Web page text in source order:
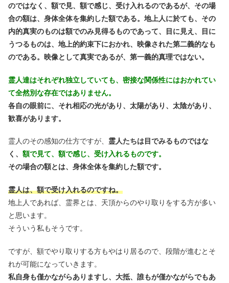
のではなく、額で見、額で感じ、受け入れるのであるが、その場
合の額は、身体全体を集約した額である。地上人に於ても、その
内的真実のものは額でのみ見得るものであって、目に見え、目に
うつるものは、地上的約束下におかれ、映像された第二義的なも
のである。映像として真実であるが、第一義的真理ではない。
霊人達はそれぞれ独立していても、密接な関係性にはおかれてい
て全然別な存在ではありません。
各自の眼前に、それ相応の光があり、太陽があり、太陰があり、
歓喜があります。
霊人のその感知の仕方ですが、 霊人たちは目でみるものではな
く、 額で見て、額で感じ、受け入れるものです。
その場合の額とは、身体全体を集約した額です。
霊人は、額で受け入れるのですね。
地上人であれば、霊界とは、天頂からのやり取りをする方が多い
と思います。
そういう私もそうです。
ですが、額でやり取りする方もやはり居るので、段階が進むとそ
れが可能になっていきます。
私自身も僅かながらありますし、大抵、誰もが僅かながらでもあ